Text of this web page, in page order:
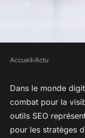
Quels
les plus
débutants
Accueil›Actu
Dans le monde
combat pour la
outils SEO
pour les stratèges